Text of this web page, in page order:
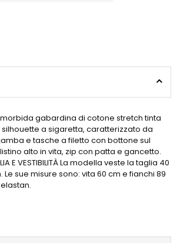
gabardina di cotone stretch tinta
a sigaretta, caratterizzato da
e tasche a filetto con bottone sul
alto in vita, zip con patta e gancetto.
E VESTIBILITÀ La modella veste la taglia 40
Le sue misure sono: vita 60 cm e fianchi 89